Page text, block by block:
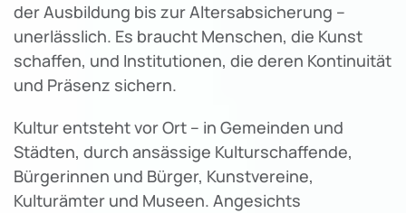
der Ausbildung bis zur Altersabsicherung –
unerlässlich. Es braucht Menschen, die Kunst
schaffen, und Institutionen, die deren Kontinuität
und Präsenz sichern.
Kultur entsteht vor Ort – in Gemeinden und
Städten, durch ansässige Kulturschaffende,
Bürgerinnen und Bürger, Kunstvereine,
Kulturämter und Museen. Angesichts